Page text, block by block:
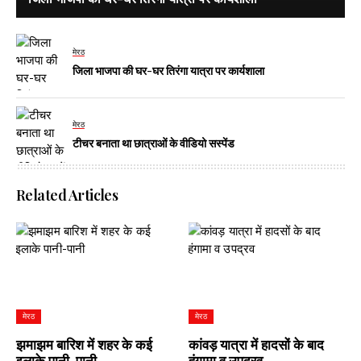
मेरठ
जिला भाजपा की घर-घर तिरंगा यात्रा पर कार्यशाला
मेरठ
टीचर बनाता था छात्राओं के वीडियो सस्पेंड
Related Articles
मेरठ
झमाझम बारिश में शहर के कई
मेरठ
कांवड़ यात्रा में हादसों के बाद